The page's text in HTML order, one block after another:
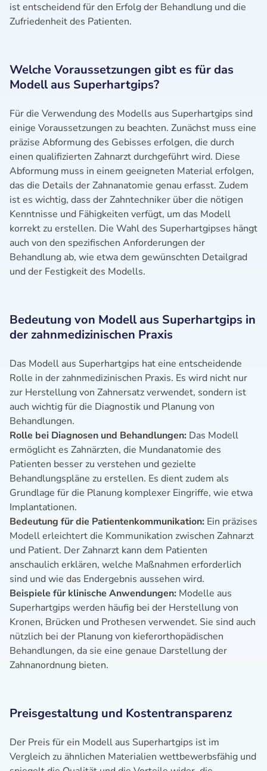
ist entscheidend für den Erfolg der Behandlung und die
Zufriedenheit des Patienten.
Welche Voraussetzungen gibt es für das
Modell aus Superhartgips?
Für die Verwendung des Modells aus Superhartgips sind
einige Voraussetzungen zu beachten. Zunächst muss eine
präzise Abformung des Gebisses erfolgen, die durch
einen qualifizierten Zahnarzt durchgeführt wird. Diese
Abformung muss in einem geeigneten Material erfolgen,
das die Details der Zahnanatomie genau erfasst. Zudem
ist es wichtig, dass der Zahntechniker über die nötigen
Kenntnisse und Fähigkeiten verfügt, um das Modell
korrekt zu erstellen. Die Wahl des Superhartgipses hängt
auch von den spezifischen Anforderungen der
Behandlung ab, wie etwa dem gewünschten Detailgrad
und der Festigkeit des Modells.
Bedeutung von Modell aus Superhartgips in
der zahnmedizinischen Praxis
Das Modell aus Superhartgips hat eine entscheidende
Rolle in der zahnmedizinischen Praxis. Es wird nicht nur
zur Herstellung von Zahnersatz verwendet, sondern ist
auch wichtig für die Diagnostik und Planung von
Behandlungen.
Rolle bei Diagnosen und Behandlungen: Das Modell
ermöglicht es Zahnärzten, die Mundanatomie des
Patienten besser zu verstehen und gezielte
Behandlungspläne zu erstellen. Es dient zudem als
Grundlage für die Planung komplexer Eingriffe, wie etwa
Implantationen.
Bedeutung für die Patientenkommunikation: Ein präzises
Modell erleichtert die Kommunikation zwischen Zahnarzt
und Patient. Der Zahnarzt kann dem Patienten
anschaulich erklären, welche Maßnahmen erforderlich
sind und wie das Endergebnis aussehen wird.
Beispiele für klinische Anwendungen: Modelle aus
Superhartgips werden häufig bei der Herstellung von
Kronen, Brücken und Prothesen verwendet. Sie sind auch
nützlich bei der Planung von kieferorthopädischen
Behandlungen, da sie eine genaue Darstellung der
Zahnanordnung bieten.
Preisgestaltung und Kostentransparenz
Der Preis für ein Modell aus Superhartgips ist im
Vergleich zu ähnlichen Materialien wettbewerbsfähig und